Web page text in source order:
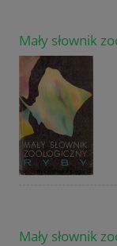
Mały słownik
Mały słownik